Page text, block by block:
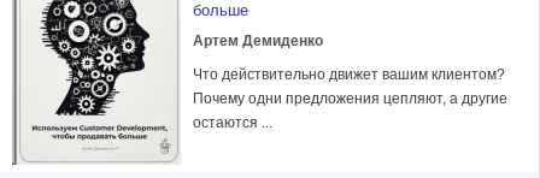
больше
Артем Демиденко
Что действительно движет вашим клиентом?
Почему одни предложения цепляют, а другие
остаются ...